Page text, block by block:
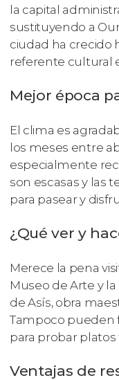
la capital
sustituyendo a
ciudad ha crecido
referente cultural
Mejor época
El clima es
los meses entre
especialmente
son escasas y las
para pasear y
¿Qué ver y
Merece la pena
Museo de Arte y la
de Asís, obra
Tampoco pueden
para probar platos
Ventajas de